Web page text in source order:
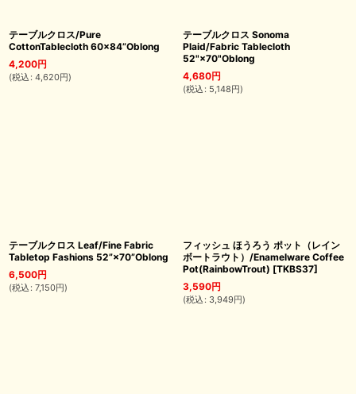
テーブルクロス/Pure
CottonTablecloth 60×84”Oblong
4,200円
(税込 : 4,620円)
テーブルクロス Sonoma
Plaid/Fabric Tablecloth
52"×70"Oblong
4,680円
(税込 : 5,148円)
テーブルクロス Leaf/Fine Fabric
Tabletop Fashions 52”×70”Oblong
6,500円
(税込 : 7,150円)
フィッシュ ほうろう ポット（レイン
ボートラウト）/Enamelware Coffee
Pot(RainbowTrout) [TKBS37]
3,590円
(税込 : 3,949円)